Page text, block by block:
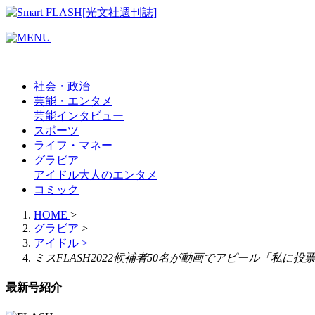
社会・政治
芸能・エンタメ
芸能インタビュー
スポーツ
ライフ・マネー
グラビア
アイドル大人のエンタメ
コミック
HOME >
グラビア >
アイドル >
ミスFLASH2022候補者50名が動画でアピール「私に投
最新号紹介